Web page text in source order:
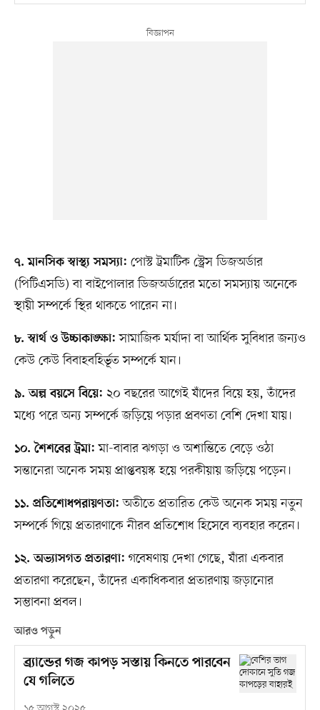
৭. মানসিক স্বাস্থ্য সমস্যা: পোস্ট ট্রমাটিক স্ট্রেস ডিজঅর্ডার
(পিটিএসডি) বা বাইপোলার ডিজঅর্ডারের মতো সমস্যায় অনেকে
স্থায়ী সম্পর্কে স্থির থাকতে পারেন না।
৮. স্বার্থ ও উচ্চাকাঙ্ক্ষা: সামাজিক মর্যাদা বা আর্থিক সুবিধার জন্যও
কেউ কেউ বিবাহবহির্ভূত সম্পর্কে যান।
৯. অল্প বয়সে বিয়ে: ২০ বছরের আগেই যাঁদের বিয়ে হয়, তাঁদের
মধ্যে পরে অন্য সম্পর্কে জড়িয়ে পড়ার প্রবণতা বেশি দেখা যায়।
১০. শৈশবের ট্রমা: মা-বাবার ঝগড়া ও অশান্তিতে বেড়ে ওঠা
সন্তানেরা অনেক সময় প্রাপ্তবয়স্ক হয়ে পরকীয়ায় জড়িয়ে পড়েন।
১১. প্রতিশোধপরায়ণতা: অতীতে প্রতারিত কেউ অনেক সময় নতুন
সম্পর্কে গিয়ে প্রতারণাকে নীরব প্রতিশোধ হিসেবে ব্যবহার করেন।
১২. অভ্যাসগত প্রতারণা: গবেষণায় দেখা গেছে, যাঁরা একবার
প্রতারণা করেছেন, তাঁদের একাধিকবার প্রতারণায় জড়ানোর
সম্ভাবনা প্রবল।
আরও পড়ুন
ব্র্যান্ডের গজ কাপড় সস্তায় কিনতে পারবেন
যে গলিতে